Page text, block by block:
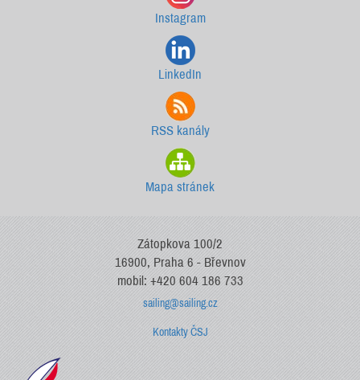
Instagram
LinkedIn
RSS kanály
Mapa stránek
Zátopkova 100/2
16900, Praha 6 - Břevnov
mobil: +420 604 186 733
sailing@sailing.cz
Kontakty ČSJ